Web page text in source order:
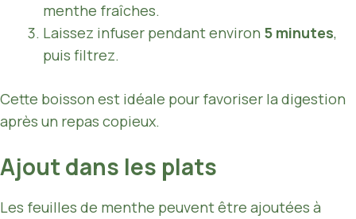
menthe fraîches.
Laissez infuser pendant environ 5 minutes,
puis filtrez.
Cette boisson est idéale pour favoriser la digestion
après un repas copieux.
Ajout dans les plats
Les feuilles de menthe peuvent être ajoutées à